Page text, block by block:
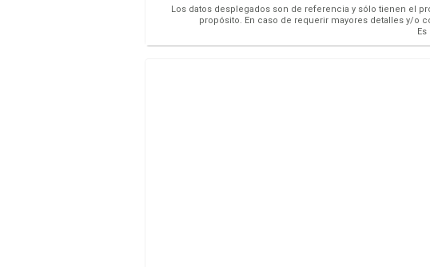
Los datos desplegados son de referencia y sólo tienen el
propósito. En caso de requerir mayores detalles y/o